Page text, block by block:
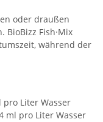
oder draußen
BioBizz Fish·Mix
während der
Liter Wasser
ml pro Liter Wasser